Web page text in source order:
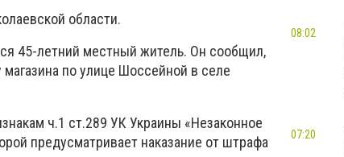
области.
45-летний местный житель. Он сообщил,
по улице Шоссейной в селе
ч.1 ст.289 УК Украины «Незаконное
предусматривает наказание от штрафа
08:02
07:20